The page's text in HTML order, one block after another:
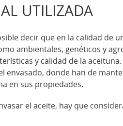
UTILIZADA
decir que en la calidad de
ambientales, genéticos y
y calidad de la
envasado, donde han de
en sus propiedades.
el aceite, hay que